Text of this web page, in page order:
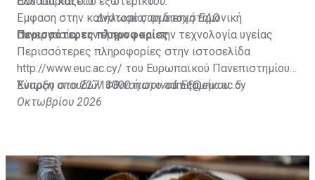
Έμφαση στην καινοτομία, τη διεπιστημονική
συνεργασία, την έρευνα και την τεχνολογία υγείας
Δήλωσε συμμετοχή ΕΔΩ
Περισσότερες πληροφορίες
Περισσότερες πληροφορίες στην ιστοσελίδα
http://www.euc.ac.cy/ του Ευρωπαϊκού Πανεπιστημίου
Κύπρου στο 22713000 ή στοadmit@euc.ac.cy
Έναρξη σπουδών Φθινοπωρινού Εξαμήνου: 5
Οκτωβρίου 2026